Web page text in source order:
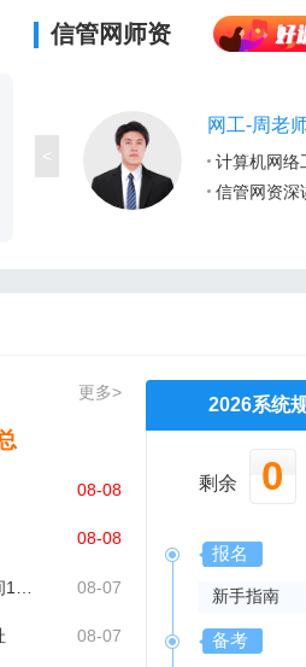
信管网师资
网工-周老
计算机网络
信管网资深
<
更多>
08-08
08-08
08-07
08-07
2026系统
剩余 0
报名
新手指南
备考